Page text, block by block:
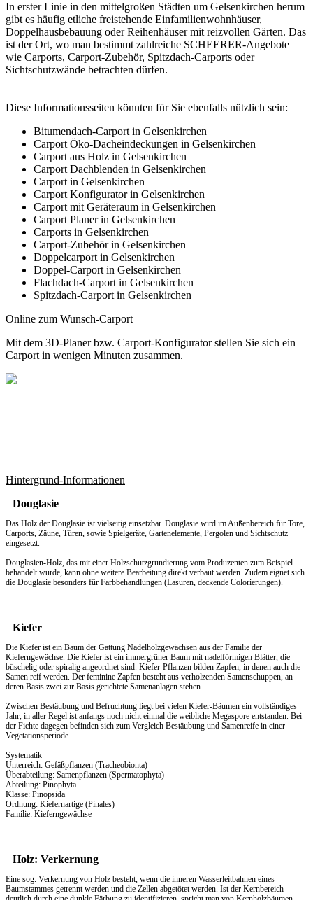
In erster Linie in den mittelgroßen Städten um Gelsenkirchen herum
gibt es häufig etliche freistehende Einfamilienwohnhäuser,
Doppelhausbebauung oder Reihenhäuser mit reizvollen Gärten. Das
ist der Ort, wo man bestimmt zahlreiche SCHEERER-Angebote
wie Carports, Carport-Zubehör, Spitzdach-Carports oder
Sichtschutzwände betrachten dürfen.
Diese Informationsseiten könnten für Sie ebenfalls nützlich sein:
Bitumendach-Carport in Gelsenkirchen
Carport Öko-Dacheindeckungen in Gelsenkirchen
Carport aus Holz in Gelsenkirchen
Carport Dachblenden in Gelsenkirchen
Carport in Gelsenkirchen
Carport Konfigurator in Gelsenkirchen
Carport mit Geräteraum in Gelsenkirchen
Carport Planer in Gelsenkirchen
Carports in Gelsenkirchen
Carport-Zubehör in Gelsenkirchen
Doppelcarport in Gelsenkirchen
Doppel-Carport in Gelsenkirchen
Flachdach-Carport in Gelsenkirchen
Spitzdach-Carport in Gelsenkirchen
Online zum Wunsch-Carport
Mit dem 3D-Planerbzw. Carport-Konfiguratorstellen Sie sich ein
Carport in wenigen Minuten zusammen.
Hintergrund-Informationen
Douglasie
Das Holz der Douglasie ist vielseitig einsetzbar. Douglasie wird im Außenbereich für Tore,
Carports, Zäune, Türen, sowie Spielgeräte, Gartenelemente, Pergolen und Sichtschutz
eingesetzt.
Douglasien-Holz, das mit einer Holzschutzgrundierung vom Produzenten zum Beispiel
behandelt wurde, kann ohne weitere Bearbeitung direkt verbaut werden. Zudem eignet sich
die Douglasie besonders für Farbbehandlungen (Lasuren, deckende Colorierungen).
Kiefer
Die Kiefer ist ein Baum der Gattung Nadelholzgewächsen aus der Familie der
Kieferngewächse. Die Kiefer ist ein immergrüner Baum mit nadelförmigen Blätter, die
büschelig oder spiralig angeordnet sind. Kiefer-Pflanzen bilden Zapfen, in denen auch die
Samen reif werden. Der feminine Zapfen besteht aus verholzenden Samenschuppen, an
deren Basis zwei zur Basis gerichtete Samenanlagen stehen.
Zwischen Bestäubung und Befruchtung liegt bei vielen Kiefer-Bäumen ein vollständiges
Jahr, in aller Regel ist anfangs noch nicht einmal die weibliche Megaspore entstanden. Bei
der Fichte dagegen befinden sich zum Vergleich Bestäubung und Samenreife in einer
Vegetationsperiode.
Systematik
Unterreich: Gefäßpflanzen (Tracheobionta)
Überabteilung: Samenpflanzen (Spermatophyta)
Abteilung: Pinophyta
Klasse: Pinopsida
Ordnung: Kiefernartige (Pinales)
Familie: Kieferngewächse
Holz: Verkernung
Eine sog. Verkernung von Holz besteht, wenn die inneren Wasserleitbahnen eines
Baumstammes getrennt werden und die Zellen abgetötet werden. Ist der Kernbereich